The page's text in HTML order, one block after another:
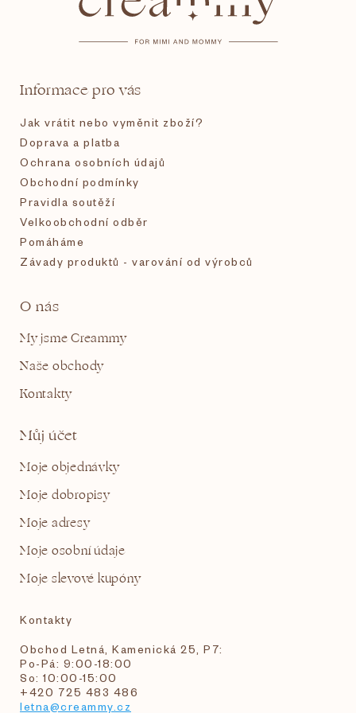
Informace pro vás
Jak vrátit nebo vyměnit zboží?
Doprava a platba
Ochrana osobních údajů
Obchodní podmínky
Pravidla soutěží
Velkoobchodní odběr
Pomáháme
Závady produktů - varování od výrobců
O nás
My jsme Creammy
Naše obchody
Kontakty
Můj účet
Moje objednávky
Moje dobropisy
Moje adresy
Moje osobní údaje
Moje slevové kupóny
Kontakty
Obchod Letná, Kamenická 25, P7:
Po-Pá: 9:00-18:00
So: 10:00-15:00
+420 725 483 486
letna@creammy.cz